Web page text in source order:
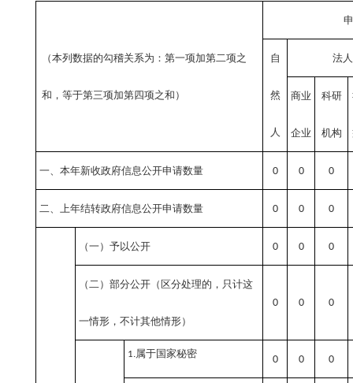
（本列数据的勾稽关系为：第一项加第二项之
和，等于第三项加第四项之和）
自
然
人
法
商业
企业
科研
机构
一、本年新收政府信息公开申请数量 0 0 0
二、上年结转政府信息公开申请数量 0 0 0
（一）予以公开 0 0 0
（二）部分公开 （区分处理的，只计这
一情形，不计其他情形）
0 0 0
1.属于国家秘密 0 0 0